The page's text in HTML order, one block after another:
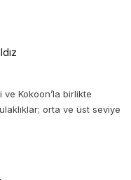
Kokoon’la birlikte
orta ve üst seviye